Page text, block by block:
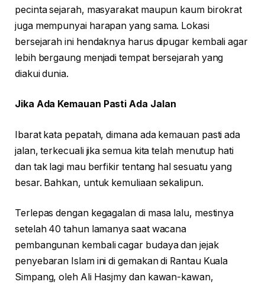
pecinta sejarah, masyarakat maupun kaum birokrat
juga mempunyai harapan yang sama. Lokasi
bersejarah ini hendaknya harus dipugar kembali agar
lebih bergaung menjadi tempat bersejarah yang
diakui dunia.
Jika Ada Kemauan Pasti Ada Jalan
Ibarat kata pepatah, dimana ada kemauan pasti ada
jalan, terkecuali jika semua kita telah menutup hati
dan tak lagi mau berfikir tentang hal sesuatu yang
besar. Bahkan, untuk kemuliaan sekalipun.
Terlepas dengan kegagalan di masa lalu, mestinya
setelah 40 tahun lamanya saat wacana
pembangunan kembali cagar budaya dan jejak
penyebaran Islam ini di gemakan di Rantau Kuala
Simpang, oleh Ali Hasjmy dan kawan-kawan,